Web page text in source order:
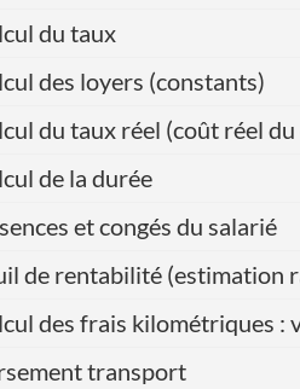
du taux
des loyers (constants)
du taux réel (coût réel
de la durée
et congés du salarié
de rentabilité (estimation
des frais kilométriques :
transport